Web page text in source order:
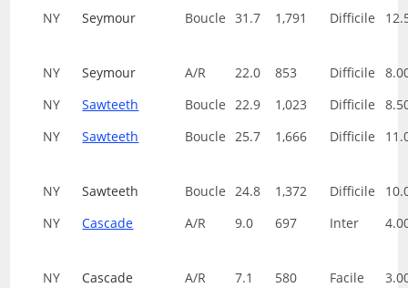
NY Seymour Boucle 31.7 1,791 Difficile
NY Seymour A/R 22.0 853 Difficile
NY
Sawteeth Boucle 22.9 1,023 Difficile
NY
Sawteeth Boucle 25.7 1,666 Difficile
NY Sawteeth Boucle 24.8 1,372 Difficile
NY
Cascade A/R 9.0 697 Inter
NY Cascade A/R 7.1 580 Facile